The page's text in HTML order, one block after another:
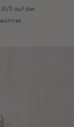
5 auf der